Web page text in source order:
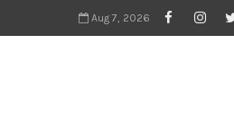
Aug 7, 2026